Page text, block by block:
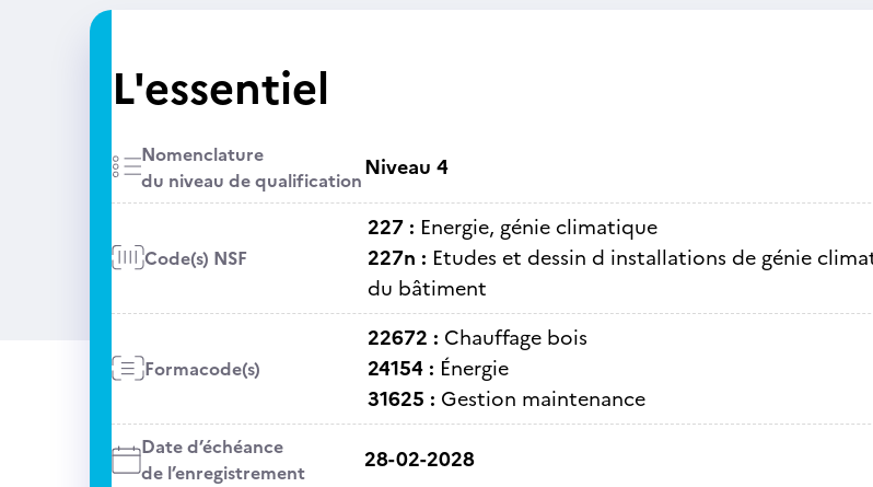
L'essentiel
Nomenclature
du niveau de qualificationNiveau 4
Code(s) NSF
227 : Energie, génie climatique
227n : Etudes et dessin d installations de génie
du bâtiment
Formacode(s)
22672 : Chauffage bois
24154 : Énergie
31625 : Gestion maintenance
Date d’échéance
de l’enregistrement
28-02-2028